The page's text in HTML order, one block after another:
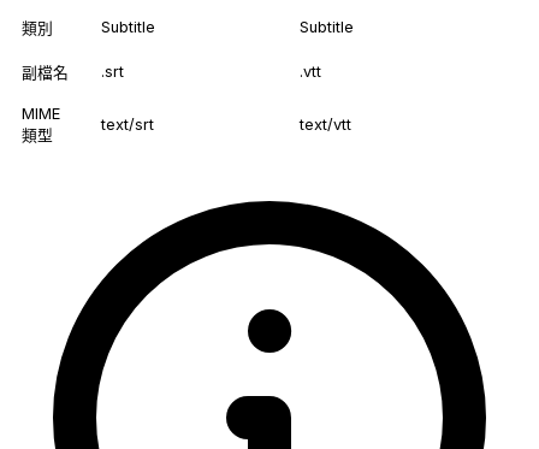
類別 Subtitle Subtitle
副檔名 .srt .vtt
MIME
類型
text/srt text/vtt